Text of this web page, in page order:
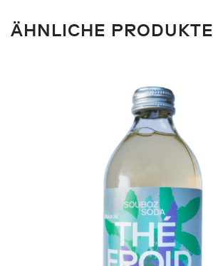
ÄHNLICHE PRODUKTE